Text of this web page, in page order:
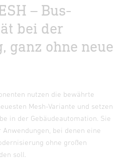
– Bus-
bei der
ganz ohne neue
nutzen die bewährte
Mesh-Variante und setzen
in der Gebäudeautomation. Sie
bei denen eine
ohne großen
soll.